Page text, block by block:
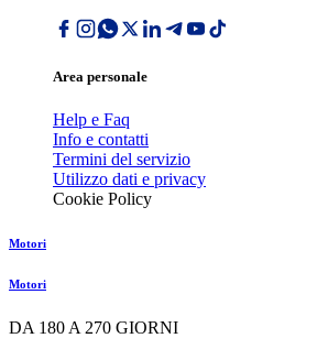
Area personale
Help e Faq
Info e contatti
Termini del servizio
Utilizzo dati e privacy
Cookie Policy
Motori
Motori
DA 180 A 270 GIORNI